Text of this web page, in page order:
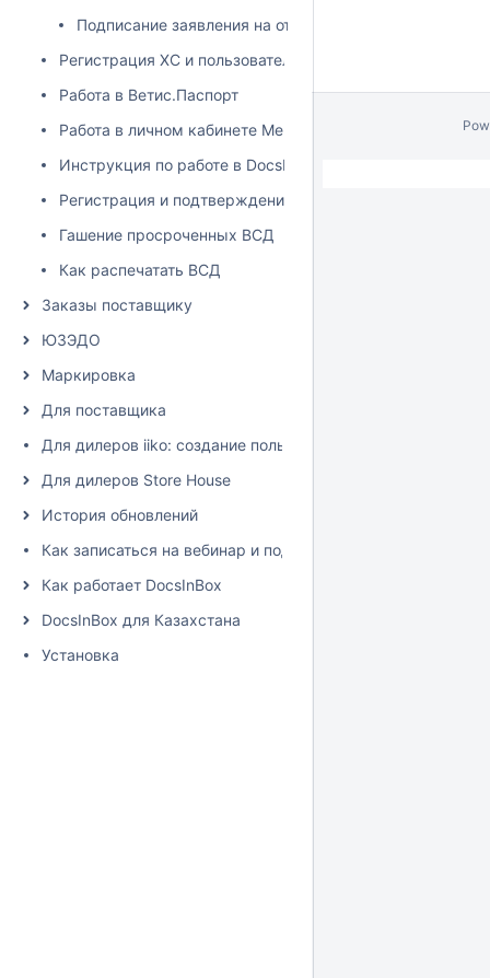
Подписание заявления на отвязку Ветис.API
Регистрация ХС и пользователей Меркурия с помощью
Работа в Ветис.Паспорт
Работа в личном кабинете Меркурия
Инструкция по работе в DocsInBox.ВЕГАИС (при
Регистрация и подтверждение площадки
Гашение просроченных ВСД
Как распечатать ВСД
Заказы поставщику
ЮЗЭДО
Маркировка
Для поставщика
Для дилеров iiko: создание пользователя и настройка
Для дилеров Store House
История обновлений
Как записаться на вебинар и подписаться на рассылку
Как работает DocsInBox
DocsInBox для Казахстана
Установка